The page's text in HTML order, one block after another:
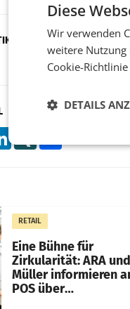
RETAIL
Eine Bühne für
Zirkularität: ARA und
Müller informieren
POS über
Diese
Wir verwenden
weitere Nutzung
Cookie-Richtlinie
DETAILS